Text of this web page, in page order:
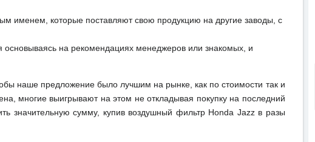
именем, которые поставляют свою продукцию на другие заводы, с
основываясь на рекомендациях менеджеров или знакомых, и
наше предложение было лучшим на рынке, как по стоимости так и
многие выигрывают на этом не откладывая покупку на последний
значительную сумму, купив воздушный фильтр Honda Jazz в разы